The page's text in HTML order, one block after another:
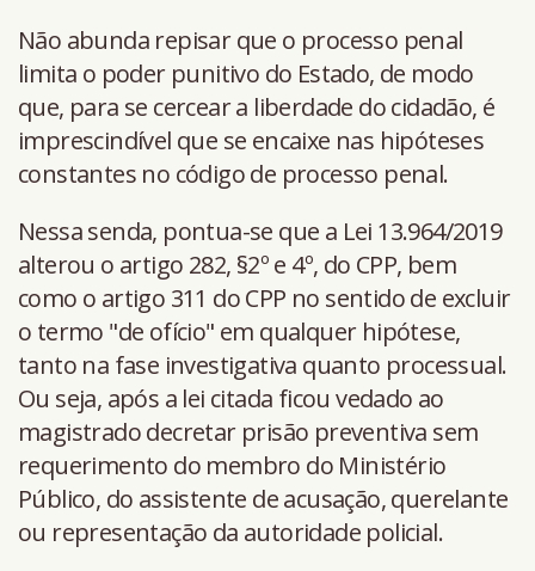
Não abunda repisar que o processo penal
limita o poder punitivo do Estado, de modo
que, para se cercear a liberdade do cidadão, é
imprescindível que se encaixe nas hipóteses
constantes no código de processo penal.
Nessa senda, pontua-se que a Lei 13.964/2019
alterou o artigo 282, §2º e 4º, do CPP, bem
como o artigo 311 do CPP no sentido de excluir
o termo "de ofício" em qualquer hipótese,
tanto na fase investigativa quanto processual.
Ou seja, após a lei citada ficou vedado ao
magistrado decretar prisão preventiva sem
requerimento do membro do Ministério
Público, do assistente de acusação, querelante
ou representação da autoridade policial.